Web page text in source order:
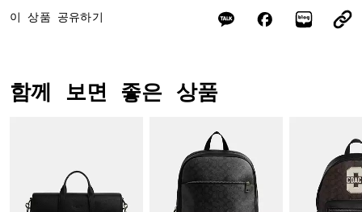
이 상품 공유하기
함께 보면 좋은 상품